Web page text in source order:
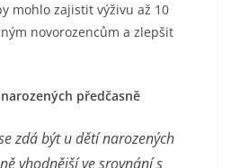
mohlo zajistit výživu až 10
novorozencům a zlepšit
předčasně
zdá být u dětí narozených
vhodnější ve srovnání s